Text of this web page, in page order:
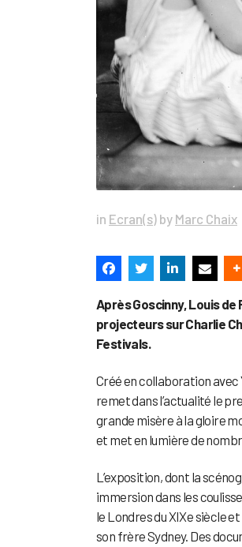
in Ecran(s) by Marc Chaix
Après Goscinny, Louis de
projecteurs sur Charlie
Festivals.
Créé en collaboration avec
remet dans l’actualité le
grande misère à la gloire
et met en lumière de
L’exposition, dont la
immersion dans les
le Londres du XIXe siècle
son frère Sydney. Des